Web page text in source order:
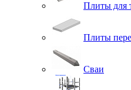
Плиты для
Плиты
Сваи